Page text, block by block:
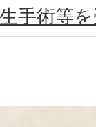
手術等